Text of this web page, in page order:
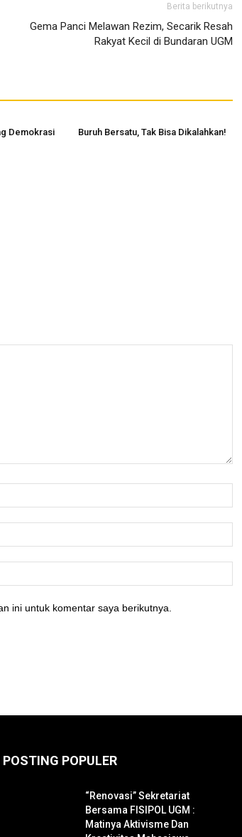
Berita berikutnya
Gema Panci Melawan Rezim, Secarik Resah
Rakyat Kecil di Bundaran UGM
Demokrasi Buruh Bersatu, Tak Bisa Dikalahkan!
ini untuk komentar saya berikutnya.
POSTING POPULER
“Renovasi” Sekretariat
Bersama FISIPOL UGM :
Matinya Aktivisme Dan